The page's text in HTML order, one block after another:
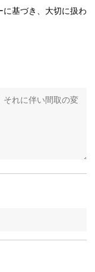
に基づき、大切に扱わ